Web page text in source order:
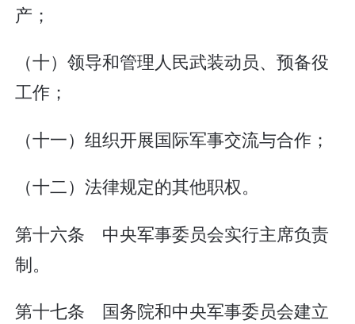
产；
（十）领导和管理人民武装动员、预备役
工作；
（十一）组织开展国际军事交流与合作；
（十二）法律规定的其他职权。
第十六条 中央军事委员会实行主席负责
制。
第十七条 国务院和中央军事委员会建立